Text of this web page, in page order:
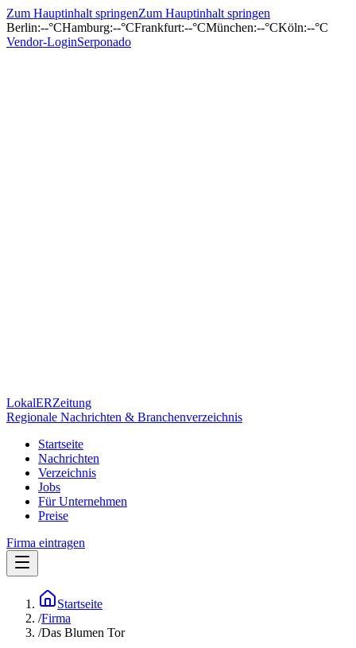
Zum Hauptinhalt springenZum Hauptinhalt springen
Berlin:--°CHamburg:--°CFrankfurt:--°CMünchen:--°CKöln:--°C
Vendor-LoginSerponado
LokalERZeitung
Regionale Nachrichten & Branchenverzeichnis
Startseite
Nachrichten
Verzeichnis
Jobs
Für Unternehmen
Preise
Firma eintragen
Startseite
/Firma
/Das Blumen Tor